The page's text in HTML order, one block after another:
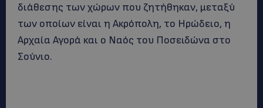
διάθεσης των χώρων που ζητήθηκαν, μεταξύ
των οποίων είναι η Ακρόπολη, το Ηρώδειο, η
Αρχαία Αγορά και ο Ναός του Ποσειδώνα στο
Σούνιο.